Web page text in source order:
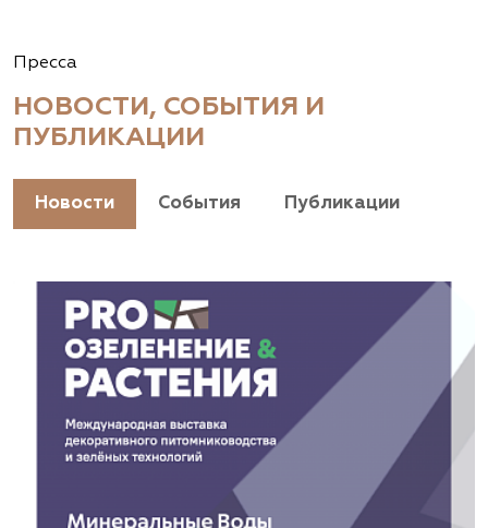
Пресса
НОВОСТИ, СОБЫТИЯ И
ПУБЛИКАЦИИ
Новости События Публикации